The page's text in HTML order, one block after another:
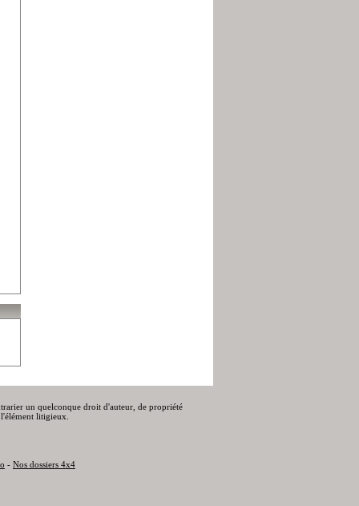
un quelconque droit d'auteur, de propriété
litigieux.
- Nos dossiers 4x4